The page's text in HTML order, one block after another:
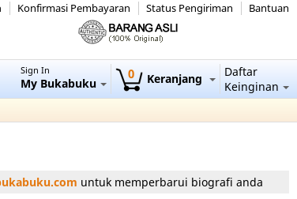
Konfirmasi Pembayaran Status Pengiriman Bantuan
Daftar
Keinginan
0 Keranjang
Sign In
My Bukabuku
untuk memperbarui biografi anda